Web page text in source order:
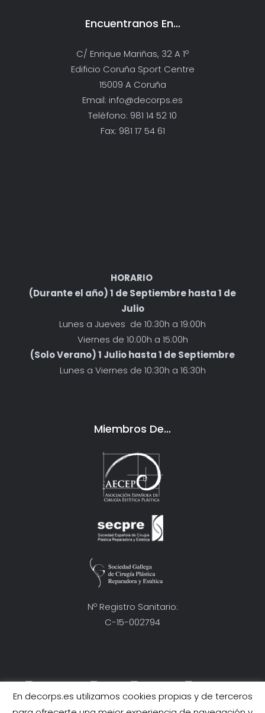
Encuentranos En…
C/ Enrique Mariñas, 32 A 1º
Edificio Coruña Sport Centre
15009 A Coruña
Email: info@decorps.es
Teléfono: 981 14 52 10
Fax: 981 17 54 61
HORARIO
(Durante el año) 1 de Septiembre hasta 1 de
Julio
Lunes a Jueves de 10:30h a 19:00h
Viernes de 10:00h a 15:00h
(Solo Verano) 1 Julio hasta 1 de Septiembre
Lunes a Viernes de 10:30h a 16:30h
Miembros De…
Nº Registro Sanitario:
C-15-002794
En decorps.es utilizamos cookies propias y de terceros